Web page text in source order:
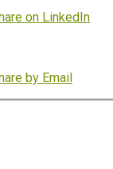
on LinkedIn
by Email